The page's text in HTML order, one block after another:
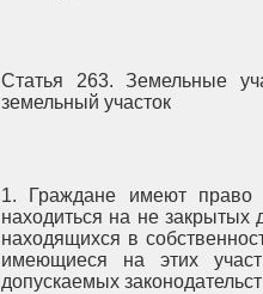
Статья 263. Земельные
земельный участок
1. Граждане имеют право
находиться на не закрытых
находящихся в
имеющиеся на этих
допускаемых